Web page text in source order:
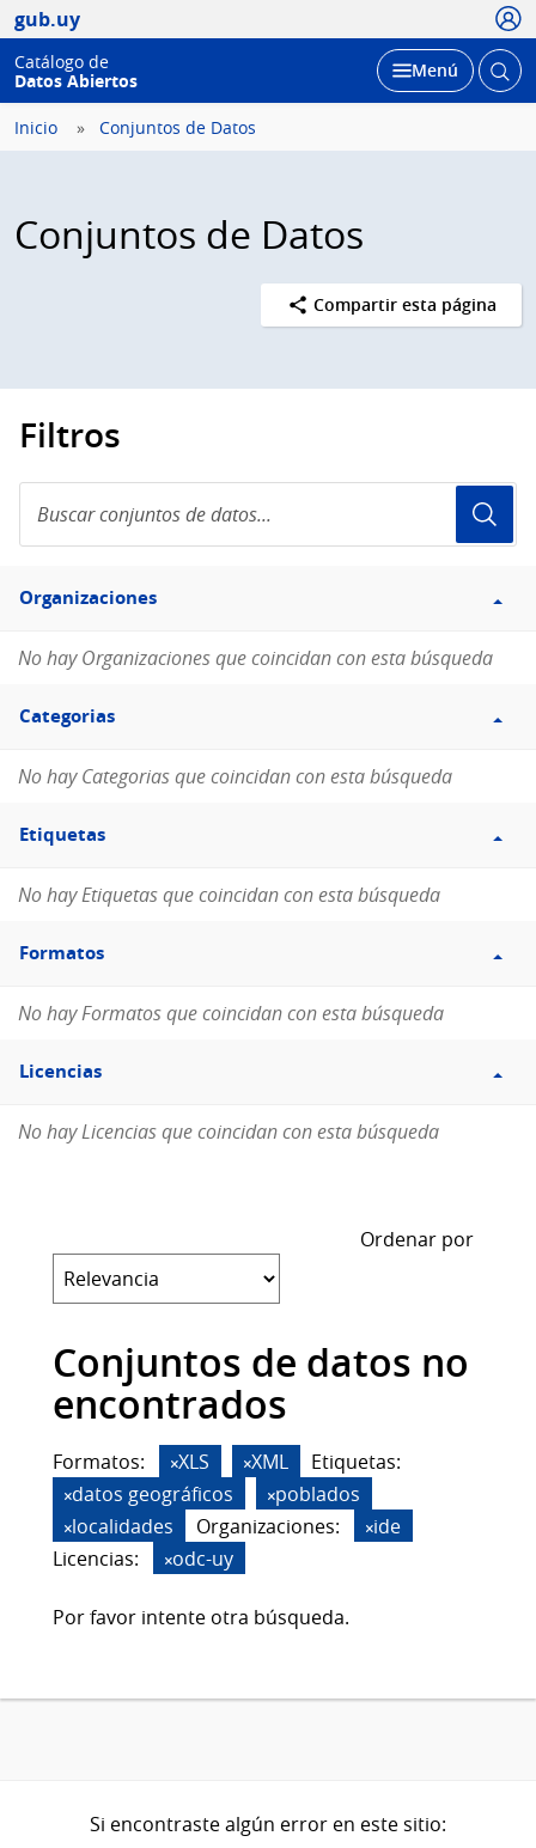
gub.uy
Catálogo de
Datos Abiertos
Desplegar
Menú Abrir
Inicio Conjuntos de Datos
Conjuntos de Datos
Compartir esta página
Filtros
conjuntos
de
Filtro
Organizaciones
Organizaciones
No hay Organizaciones que coincidan con esta búsqueda
Filtro
Categorias
Categorias
No hay Categorias que coincidan con esta búsqueda
Filtro
Etiquetas
Etiquetas
No hay Etiquetas que coincidan con esta búsqueda
Filtro
Formatos
Formatos
No hay Formatos que coincidan con esta búsqueda
Filtro
Licencias
Licencias
No hay Licencias que coincidan con esta búsqueda
Ordenar por
Conjuntos de datos no
encontrados
Formatos: XLS XML
Etiquetas:
datos geográficos
poblados
localidades
Organizaciones:
ide
Licencias:
odc-uy
Por favor intente otra búsqueda.
Si encontraste algún error en este sitio: